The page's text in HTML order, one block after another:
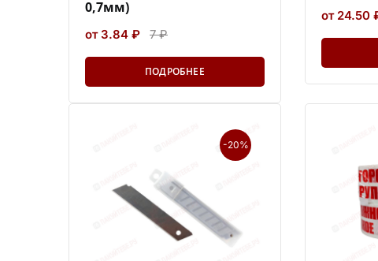
0,7мм)
от 3.84 ₽ 7 ₽
ПОДРОБНЕЕ
от 24.50
-20%